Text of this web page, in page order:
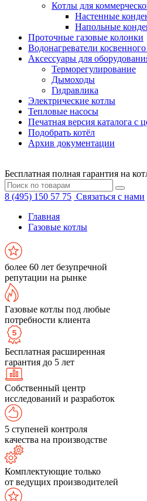
Котлы для
Настенные
Напольные
Проточные газовые колонки
Водонагреватели косвенного
Аксессуары для
Терморегулирование
Дымоходы
Гидравлика
Электрические котлы
Тепловые насосы
Печатная версия каталога с
Подобрать котёл
Архив документации
Бесплатная полная гарантия на
8 (495) 150 57 75 Связаться с нами
Главная
Газовые котлы
более 60 лет безупречной
репутации на рынке
Газовые котлы под любые
потребности клиента
Бесплатная расширенная
гарантия до 5 лет
Собственный центр
исследований и разработок
5 ступеней контроля
качества на производстве
Комплектующие только
от ведущих производителей